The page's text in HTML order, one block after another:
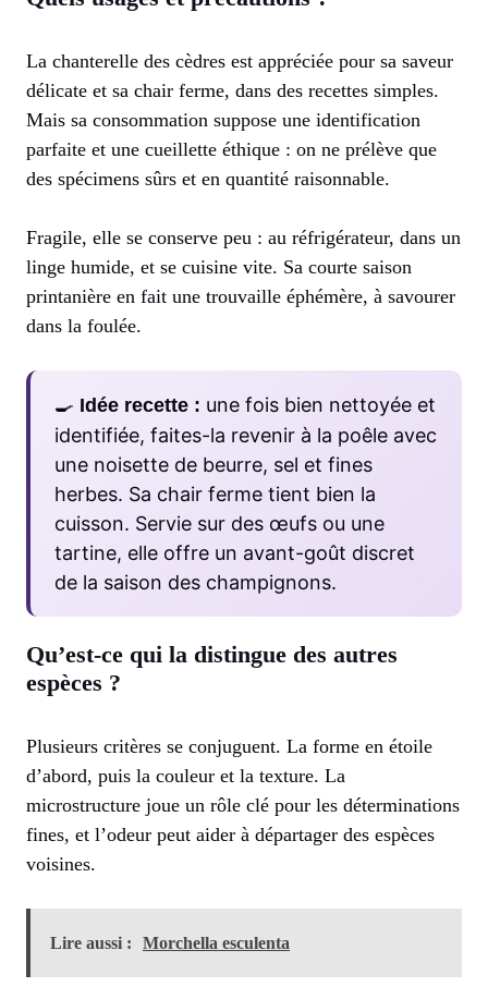
La chanterelle des cèdres est appréciée pour sa saveur
délicate et sa chair ferme, dans des recettes simples.
Mais sa consommation suppose une identification
parfaite et une cueillette éthique : on ne prélève que
des spécimens sûrs et en quantité raisonnable.
Fragile, elle se conserve peu : au réfrigérateur, dans un
linge humide, et se cuisine vite. Sa courte saison
printanière en fait une trouvaille éphémère, à savourer
dans la foulée.
🍳 Idée recette : une fois bien nettoyée et
identifiée, faites-la revenir à la poêle avec
une noisette de beurre, sel et fines
herbes. Sa chair ferme tient bien la
cuisson. Servie sur des œufs ou une
tartine, elle offre un avant-goût discret
de la saison des champignons.
Qu’est-ce qui la distingue des autres
espèces ?
Plusieurs critères se conjuguent. La forme en étoile
d’abord, puis la couleur et la texture. La
microstructure joue un rôle clé pour les déterminations
fines, et l’odeur peut aider à départager des espèces
voisines.
Lire aussi : Morchella esculenta